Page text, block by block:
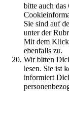
bitte auch
Sie sind auf
unter der
Mit dem
ebenfalls zu.
Wir bitten
lesen. Sie ist
informiert